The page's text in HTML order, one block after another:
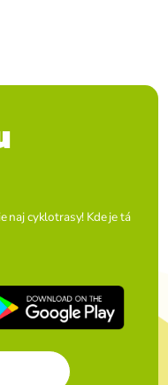
naj cyklotrasy! Kde je tá